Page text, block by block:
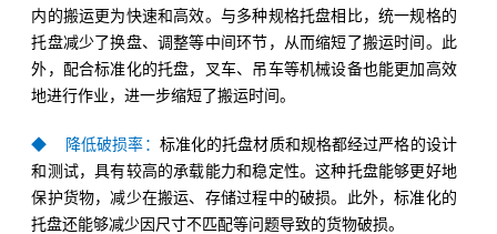
内的搬运更为快速和高效。与多种规格托盘相比，统一规格的
托盘减少了换盘、调整等中间环节，从而缩短了搬运时间。此
外，配合标准化的托盘，叉车、吊车等机械设备也能更加高效
地进行作业，进一步缩短了搬运时间。
◆ 降低破损率： 标准化的托盘材质和规格都经过严格的设计
和测试，具有较高的承载能力和稳定性。这种托盘能够更好地
保护货物，减少在搬运、存储过程中的破损。此外，标准化的
托盘还能够减少因尺寸不匹配等问题导致的货物破损。